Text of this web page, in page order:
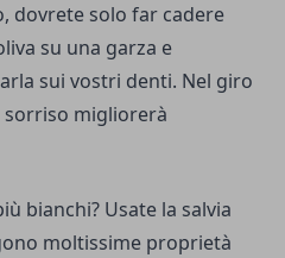
dovrete solo far cadere
su una garza e
sui vostri denti. Nel giro
migliorerà
bianchi? Usate la salvia
moltissime proprietà